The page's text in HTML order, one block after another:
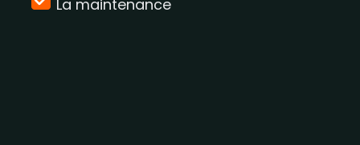
La maintenance